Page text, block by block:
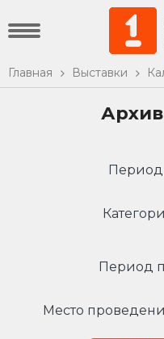
Главная Выставки
Период
Период
Место